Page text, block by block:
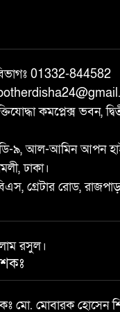
মাদক কারবারি
আত্রাইয়ে ২০ লাখ
চুরি
বাঘা পৌরসভার
প্রকল্পের
সদস্য আবু সাঈদ
বিভাগঃ 01332-844582
কমপ্লেক্স ভবন,
৯, আল-আমিন আপন
ঢাকা।
গ্রেটার রোড,
রসুল।
মো. মোবারক হোসেন